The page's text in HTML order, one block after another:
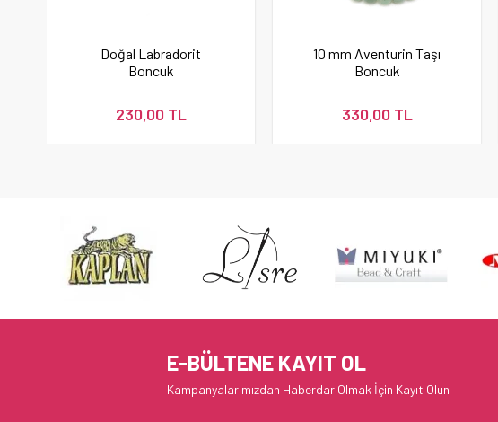
Doğal Labradorit
Boncuk
230,00 TL
10 mm Aventurin Taşı
Boncuk
330,00 TL
E-BÜLTENE KAYIT OL
Kampanyalarımızdan Haberdar Olmak İçin Kayıt Olun